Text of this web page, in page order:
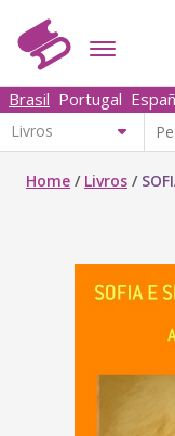
Brasil Portugal
Home / Livros /